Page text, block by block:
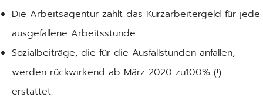
Die Arbeitsagentur zahlt das Kurzarbeitergeld für jede
ausgefallene Arbeitsstunde.
Sozialbeiträge, die für die Ausfallstunden anfallen,
werden rückwirkend ab März 2020 zu100% (!)
erstattet.